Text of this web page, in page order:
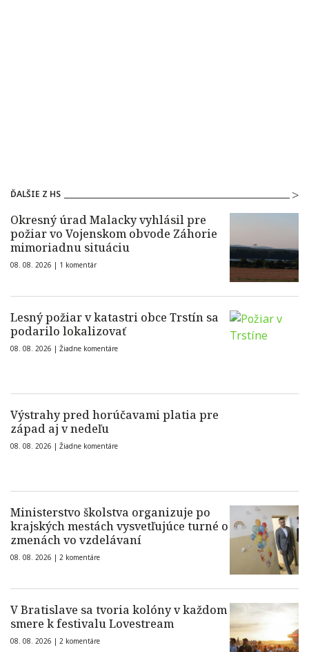
ĎALŠIE Z HS
Okresný úrad Malacky vyhlásil pre
požiar vo Vojenskom obvode Záhorie
mimoriadnu situáciu
08. 08. 2026 | 1 komentár
Lesný požiar v katastri obce Trstín sa
podarilo lokalizovať
08. 08. 2026 | Žiadne komentáre
Výstrahy pred horúčavami platia pre
západ aj v nedeľu
08. 08. 2026 | Žiadne komentáre
Ministerstvo školstva organizuje po
krajských mestách vysvetľujúce turné o
zmenách vo vzdelávaní
08. 08. 2026 | 2 komentáre
V Bratislave sa tvoria kolóny v každom
smere k festivalu Lovestream
08. 08. 2026 | 2 komentáre